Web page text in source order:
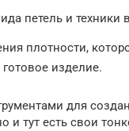
петель и техники
плотности,
изделие.
для
и тут есть свои